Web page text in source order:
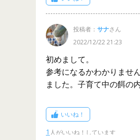
投稿者： サナさん
2022/12/22 21:23
初めまして。
参考になるかわかりませ
ました。子育て中の餌の
いいね！
1